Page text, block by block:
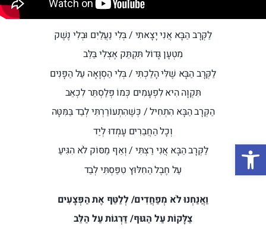
פתח סרגל נגישות
לַקְּרָב הַבָּא אֲנִי יָצָאתִי / בְּלִי נַעֲלַיִם וּבְלִי נֶשֶׁק
מִטְעָן גָּדוֹל תִּקְתֵּק אֶצְלִי בַּלֵּב
לַקְּרָב הַבָּא שֶׁלִּי הָלַכְתִּי / בְּלִי הַסְוָאָה עַל הַפָּנִים
תִּקְוָה הִיא לִפְעָמִים כְּמוֹ פְּלַסְתֵּר לִכְאֵב
הַקְּרָב הַבָּא הִתְחִיל / כְּשֶׁהִתְעוֹרַרְתִּי לְבַד בַּמִּטָּה
וְכָל הַחֲבֵרִים עָמְדוּ לְיַד
לַקְּרָב הַבָּא אֲנִי רַצְתִּי / וְאַף מַסּוֹק לֹא הִגִּיעַ
עַל חֶבֶל הַחִלּוּץ טִפַּסְתִּי לְבַד
וַאֲנַחְנוּ לֹא מְפַחֲדִים/ לְלַטֵּף אֶת הַפְּצָעִים
צַלָּקוֹת עַל הַגּוּף/ דַּרְגוֹת עַל הַלֵּב